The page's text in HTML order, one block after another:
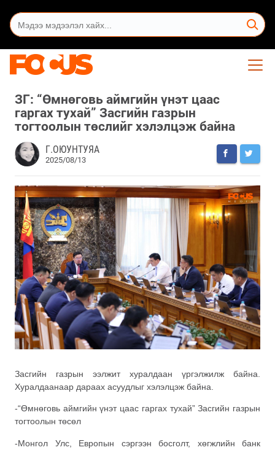
ЗГ: “Өмнөговь аймгийн үнэт цаас
гаргах тухай” Засгийн газрын
тогтоолын төслийг хэлэлцэж байна
Г.ОЮУНТУЯА
2025/08/13
Засгийн газрын ээлжит хуралдаан үргэлжилж байна.
Хуралдаанаар дараах асуудлыг хэлэлцэж байна.
-“Өмнөговь аймгийн үнэт цаас гаргах тухай” Засгийн газрын
тогтоолын төсөл
-Монгол Улс, Европын сэргээн босголт, хөгжлийн банк